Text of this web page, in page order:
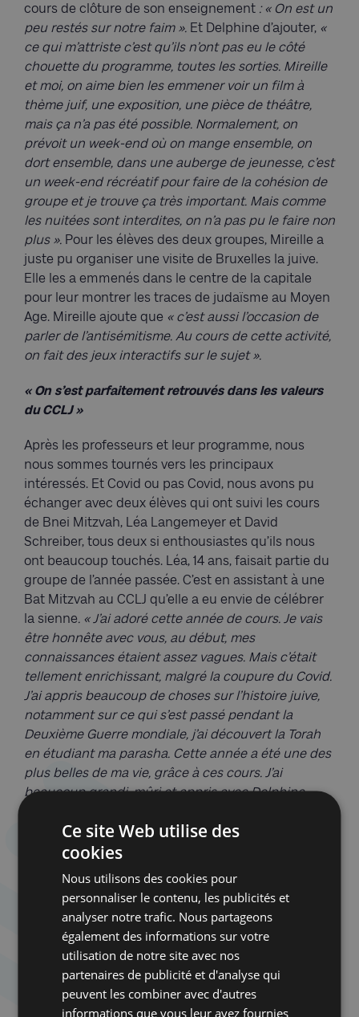
cours de clôture de son enseignement : « On est un
peu restés sur notre faim ». Et Delphine d’ajouter, «
ce qui m’attriste c’est qu’ils n’ont pas eu le côté
chouette du programme, toutes les sorties. Mireille
et moi, on aime bien les emmener voir un film à
thème juif, une exposition, une pièce de théâtre,
mais ça n’a pas été possible. Normalement, on
prévoit un week-end où on mange ensemble, on
dort ensemble, dans une auberge de jeunesse, c’est
un week-end récréatif pour faire de la cohésion de
groupe et je trouve ça très important. Mais comme
les nuitées sont interdites, on n’a pas pu le faire non
plus ». Pour les élèves des deux groupes, Mireille a
juste pu organiser une visite de Bruxelles la juive.
Elle les a emmenés dans le centre de la capitale
pour leur montrer les traces de judaïsme au Moyen
Age. Mireille ajoute que « c’est aussi l’occasion de
parler de l’antisémitisme. Au cours de cette activité,
on fait des jeux interactifs sur le sujet ».
« On s’est parfaitement retrouvés dans les valeurs
du CCLJ »
Après les professeurs et leur programme, nous
nous sommes tournés vers les principaux
intéressés. Et Covid ou pas Covid, nous avons pu
échanger avec deux élèves qui ont suivi les cours
de Bnei Mitzvah, Léa Langemeyer et David
Schreiber, tous deux si enthousiastes qu’ils nous
ont beaucoup touchés. Léa, 14 ans, faisait partie du
groupe de l’année passée. C’est en assistant à une
Bat Mitzvah au CCLJ qu’elle a eu envie de célébrer
la sienne. « J’ai adoré cette année de cours. Je vais
être honnête avec vous, au début, mes
connaissances étaient assez vagues. Mais c’était
tellement enrichissant, malgré la coupure du Covid.
J’ai appris beaucoup de choses sur l’histoire juive,
notamment sur ce qui s’est passé pendant la
Deuxième Guerre mondiale, j’ai découvert la Torah
en étudiant ma parasha. Cette année a été une des
plus belles de ma vie, grâce à ces cours. J’ai
beaucoup grandi, mûri et appris avec Delphine,
merveilleuses personnes, ça a renforcé un lien
qu’on gardera toujours. »
« C’est un sentiment très étrange. Je suis très
contente de pouvoir participer à cette cérémonie,
ça va clôturer cette année prolongée
d’apprentissage. Et en même temps, je ressens un
quelque chose qui se termine. Il y a aussi un peu
d’appréhension, de trac de devoir parler devant
Ce site Web utilise des
cookies
Nous utilisons des cookies pour
personnaliser le contenu, les publicités et
analyser notre trafic. Nous partageons
également des informations sur votre
utilisation de notre site avec nos
partenaires de publicité et d'analyse qui
peuvent les combiner avec d'autres
informations que vous leur avez fournies